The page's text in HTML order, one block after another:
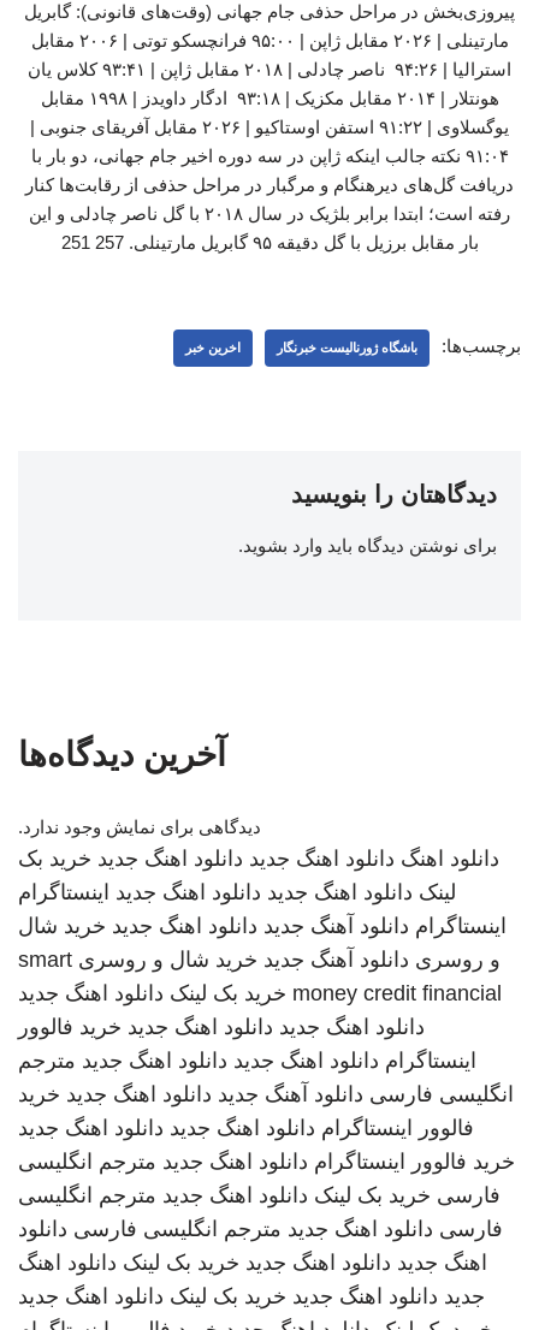
پیروزی‌بخش در مراحل حذفی جام جهانی (وقت‌های قانونی): گابریل
مارتینلی | ۲۰۲۶ مقابل ژاپن | ۹۵:۰۰ فرانچسکو توتی | ۲۰۰۶ مقابل
استرالیا | ۹۴:۲۶ ناصر چادلی | ۲۰۱۸ مقابل ژاپن | ۹۳:۴۱ کلاس یان
هونتلار | ۲۰۱۴ مقابل مکزیک | ۹۳:۱۸ ادگار داویدز | ۱۹۹۸ مقابل
یوگسلاوی | ۹۱:۲۲ استفن اوستاکیو | ۲۰۲۶ مقابل آفریقای جنوبی |
۹۱:۰۴ نکته جالب اینکه ژاپن در سه دوره اخیر جام جهانی، دو بار با
دریافت گل‌های دیرهنگام و مرگبار در مراحل حذفی از رقابت‌ها کنار
رفته است؛ ابتدا برابر بلژیک در سال ۲۰۱۸ با گل ناصر چادلی و این
بار مقابل برزیل با گل دقیقه ۹۵ گابریل مارتینلی. 257 251
برچسب‌ها: باشگاه ژورنالیست خبرنگار اخرین خبر
دیدگاهتان را بنویسید
برای نوشتن دیدگاه باید وارد بشوید.
آخرین دیدگاه‌ها
دیدگاهی برای نمایش وجود ندارد.
دانلود اهنگ دانلود اهنگ جدید دانلود اهنگ جدید خرید بک
لینک دانلود اهنگ جدید دانلود اهنگ جدید اینستاگرام
اینستاگرام دانلود آهنگ جدید دانلود اهنگ جدید خرید شال
و روسری دانلود آهنگ جدید خرید شال و روسری smart
money credit financial خرید بک لینک دانلود اهنگ جدید
دانلود اهنگ جدید دانلود اهنگ جدید خرید فالوور
اینستاگرام دانلود اهنگ جدید دانلود اهنگ جدید مترجم
انگلیسی فارسی دانلود آهنگ جدید دانلود اهنگ جدید خرید
فالوور اینستاگرام دانلود اهنگ جدید دانلود اهنگ جدید
خرید فالوور اینستاگرام دانلود اهنگ جدید مترجم انگلیسی
فارسی خرید بک لینک دانلود اهنگ جدید مترجم انگلیسی
فارسی دانلود اهنگ جدید مترجم انگلیسی فارسی دانلود
اهنگ جدید دانلود اهنگ جدید خرید بک لینک دانلود اهنگ
جدید دانلود اهنگ جدید خرید بک لینک دانلود اهنگ جدید